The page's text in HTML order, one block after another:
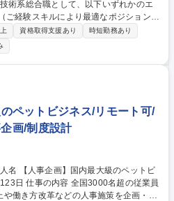
ご経験スキルにより最適なポジションを
ティスト、プロセス開発、カーボンニ
の技術室(生産技術、操業管理、歩留ま
(プラント工事、建築工事の計画管理)/
日本/千葉or川
資格取得支援あり
時短勤務あり
ペットビジネス/リモート可/
画/制度設計
超の従業員
働き方改革などの人事施策を企画・実